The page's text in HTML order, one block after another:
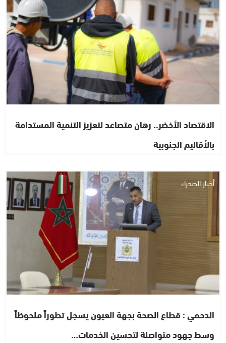
الاقتصاد الأخضر.. رهان متصاعد لتعزيز التنمية المستدامة
بالأقاليم الجنوبية
أخبار الصحراء
الدحمي : قطاع الصحة بجهة العيون يسجل تطوراً ملحوظاً
وسط جهود متواصلة لتحسين الخدمات…